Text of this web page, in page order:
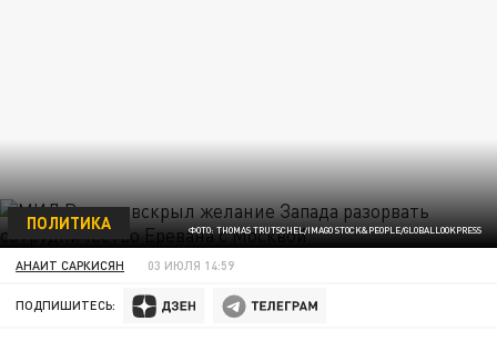
ФОТО: THOMAS TRUTSCHEL/IMAGO STOCK&PEOPLE/GLOBALLOOKPRESS
ПОЛИТИКА
АНАИТ САРКИСЯН 03 ИЮЛЯ 14:59
ПОДПИШИТЕСЬ: